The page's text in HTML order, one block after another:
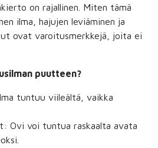
on rajallinen. Miten tämä
ilma, hajujen leviäminen ja
ovat varoitusmerkkejä, joita ei
puutteen?
tuntuu viileältä, vaikka
Ovi voi tuntua raskaalta avata